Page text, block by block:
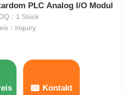
PLC Analog I/O Modul
：1 Stück
：Inquiry
Kontakt